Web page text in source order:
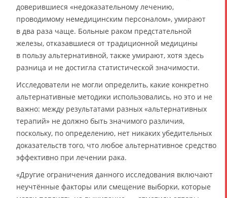
доверившиеся «недоказательному лечению,
проводимому немедицинским персоналом», умирают
в два раза чаще. Больные раком предстательной
железы, отказавшиеся от традиционной медицины
в пользу альтернативной, также умирают, хотя здесь
разница и не достигла статистической значимости.
Исследователи не могли определить, какие конкретно
альтернативные методики использовались, но это и не
важно: между результатами разных «альтернативных
терапий» не должно быть значимого различия,
поскольку, по определению, нет никаких убедительных
доказательств того, что любое альтернативное средство
эффективно при лечении рака.
«Другие ограничения данного исследования включают
неучтённые факторы или смещение выборки, которые